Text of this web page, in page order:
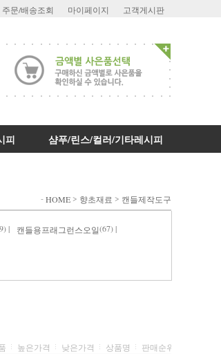
주문/배송조회 마이페이지 고객게시판
피 샴푸/린스/컬러/기타레시피
-HOME > 향초재료 > 캔들제작도구
| 캔들용프래그런스오일(67) |
높은가격 낮은가격 상품명 판매순위